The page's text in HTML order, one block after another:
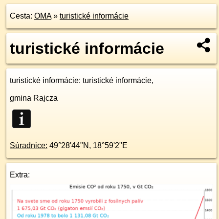
Cesta: OMA» turistické informácie
turistické informácie
turistické informácie: turistické informácie,
gmina Rajcza
Súradnice: 49°28'44"N , 18°59'2"E
Extra: